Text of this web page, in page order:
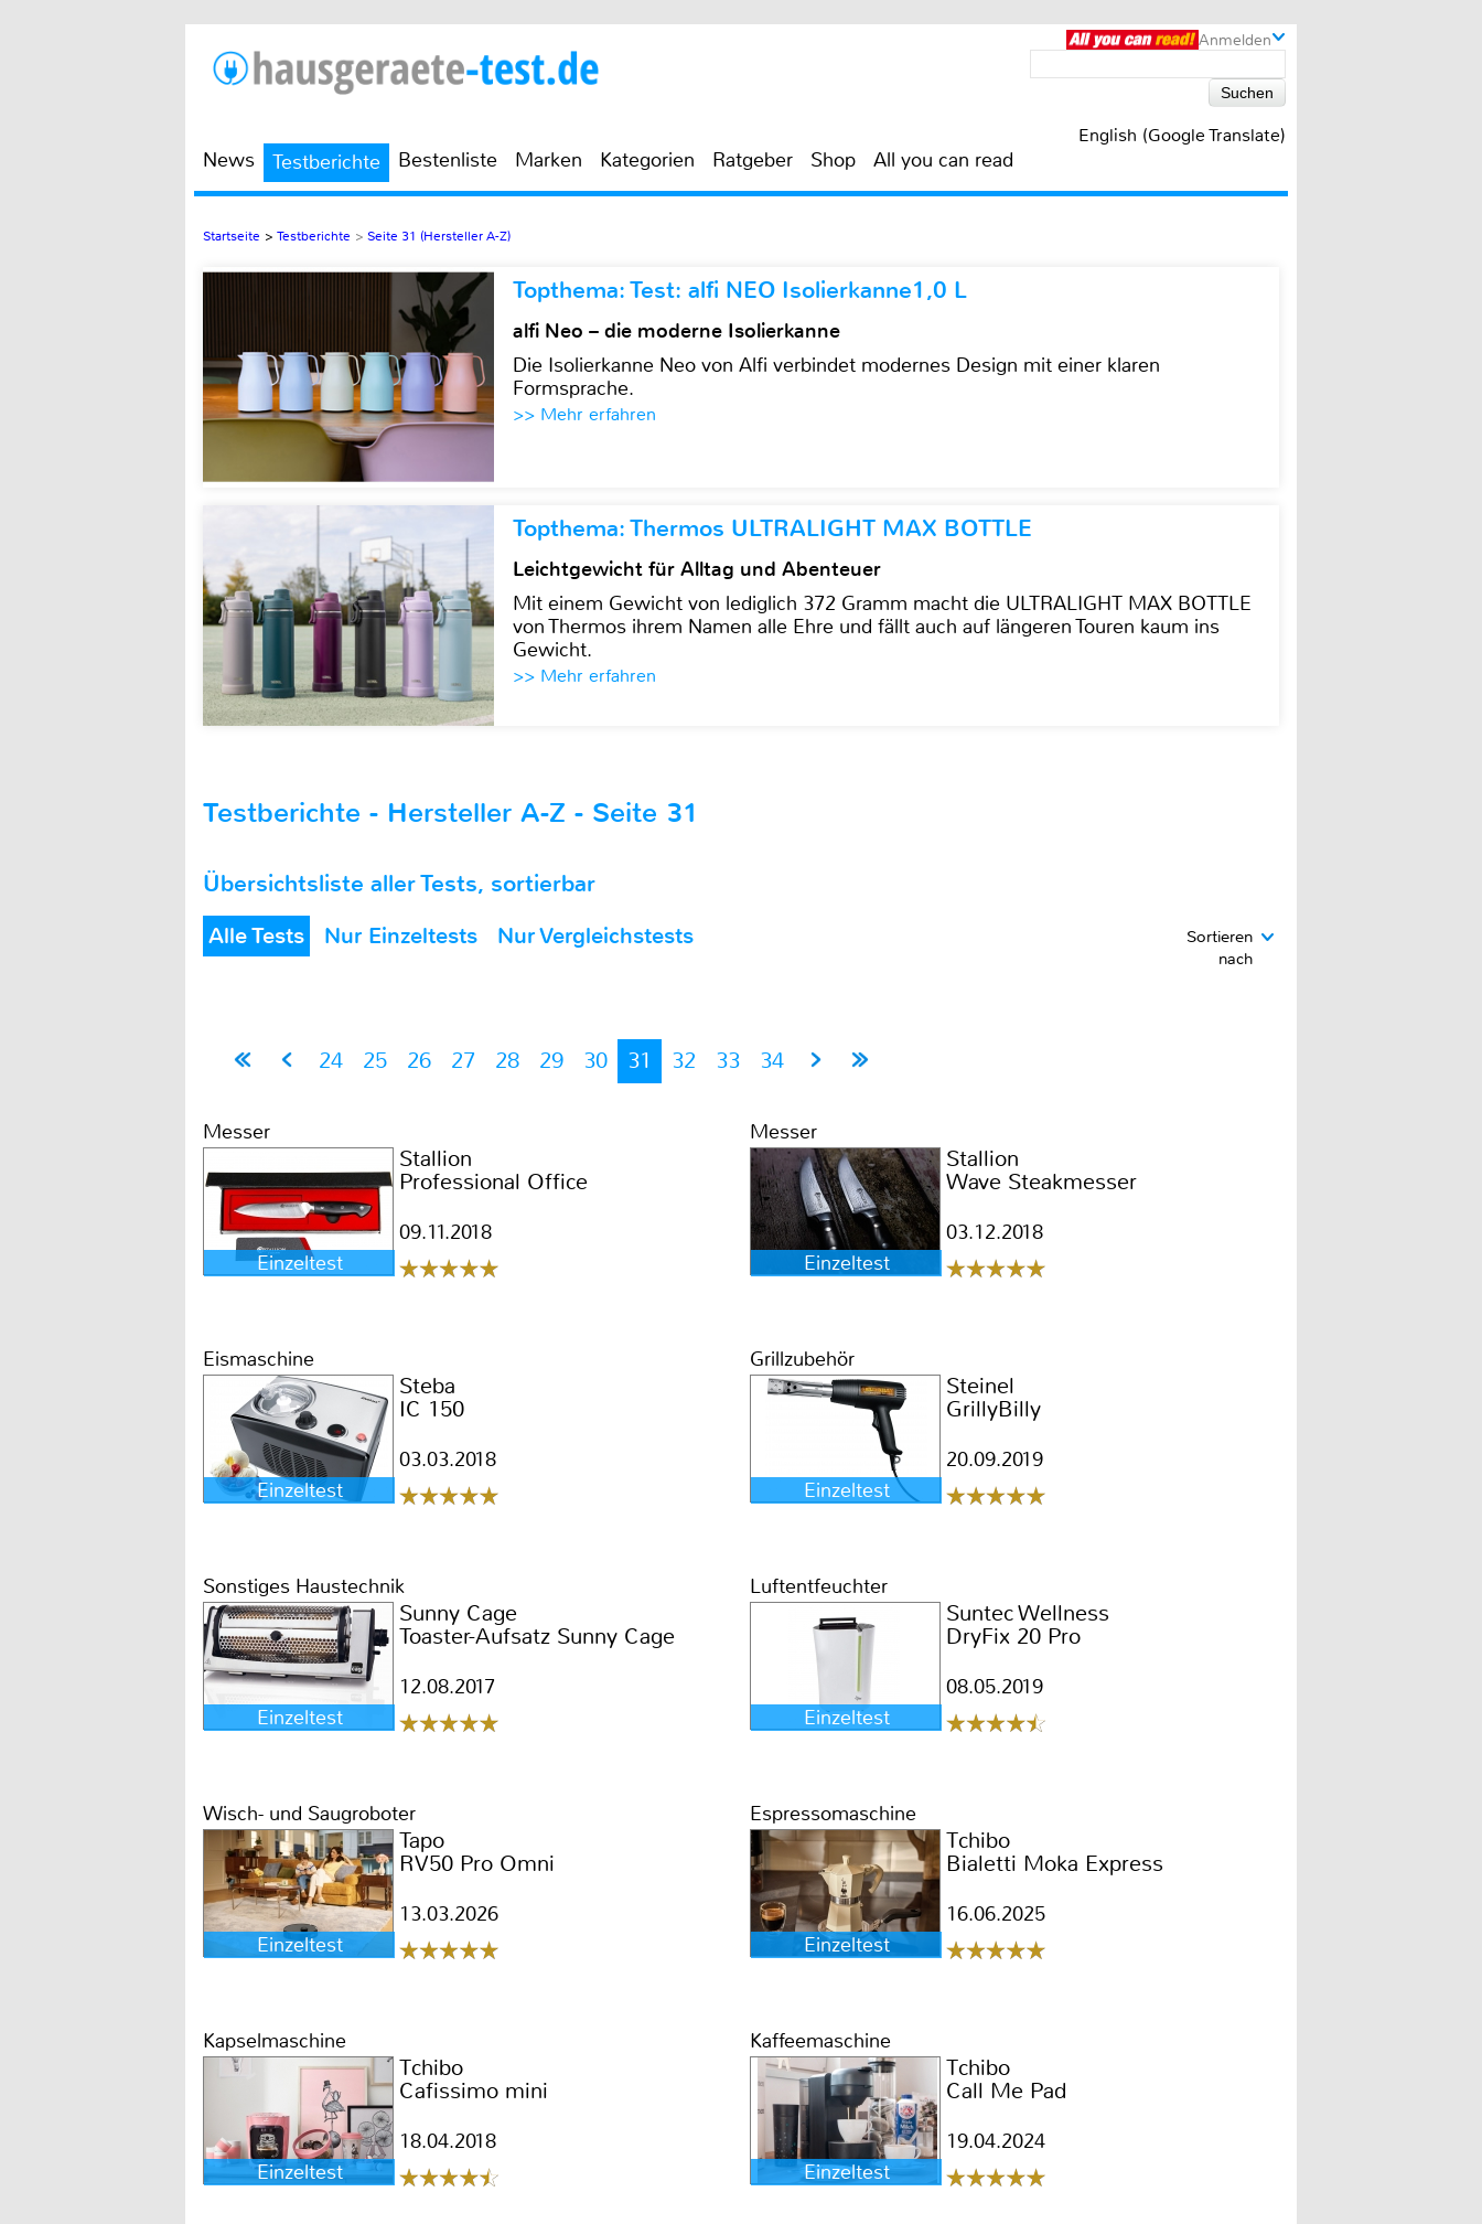
Anmelden
English (Google Translate)
News Testberichte Bestenliste Marken Kategorien Ratgeber Shop All you can read
Startseite > Testberichte > Seite 31 (Hersteller A-Z)
Topthema: Test: alfi NEO Isolierkanne1,0 L
alfi Neo – die moderne Isolierkanne
Die Isolierkanne Neo von Alfi verbindet modernes Design mit einer klaren
Formsprache.
>> Mehr erfahren
Topthema: Thermos ULTRALIGHT MAX BOTTLE
Leichtgewicht für Alltag und Abenteuer
Mit einem Gewicht von lediglich 372 Gramm macht die ULTRALIGHT MAX BOTTLE
von Thermos ihrem Namen alle Ehre und fällt auch auf längeren Touren kaum ins
Gewicht.
>> Mehr erfahren
Testberichte - Hersteller A-Z - Seite 31
Übersichtsliste aller Tests, sortierbar
Alle Tests Nur Einzeltests Nur Vergleichstests
Sortieren
nach
24 25 26 27 28 29 30 31 32 33 34
Messer
Einzeltest
Stallion
Professional Office
09.11.2018
Messer
Einzeltest
Stallion
Wave Steakmesser
03.12.2018
Eismaschine
Einzeltest
Steba
IC 150
03.03.2018
Grillzubehör
Einzeltest
Steinel
GrillyBilly
20.09.2019
Sonstiges Haustechnik
Einzeltest
Sunny Cage
Toaster-Aufsatz Sunny Cage
12.08.2017
Luftentfeuchter
Einzeltest
Suntec Wellness
DryFix 20 Pro
08.05.2019
Wisch- und Saugroboter
Einzeltest
Tapo
RV50 Pro Omni
13.03.2026
Espressomaschine
Einzeltest
Tchibo
Bialetti Moka Express
16.06.2025
Kapselmaschine
Einzeltest
Tchibo
Cafissimo mini
18.04.2018
Kaffeemaschine
Einzeltest
Tchibo
Call Me Pad
19.04.2024